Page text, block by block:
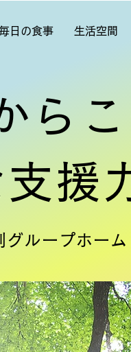
日の食事 生活空間
ら
援
グループホーム